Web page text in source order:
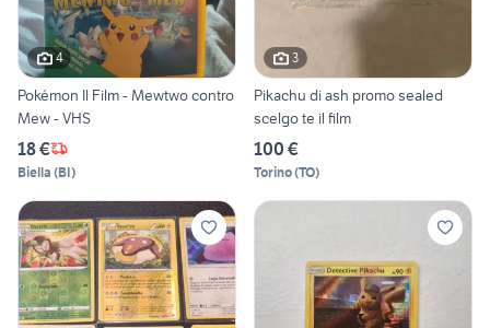
4
Pokémon Il Film - Mewtwo contro
Mew - VHS
18 €
Biella (BI)
3
Pikachu di ash promo sealed
scelgo te il film
100 €
Torino(TO)